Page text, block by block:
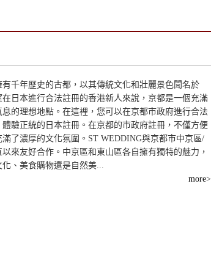
有千年歷史的古都，以其傳統文化和壯麗景色聞名於
日本進行合法註冊的香港新人來說，京都是一個充滿
息的理想地點。在這裡，您可以在京都市政府進行合法
體驗正統的日本註冊。在京都的市政府註冊，不僅方便
了濃厚的文化氛圍。ST WEDDING與京都市中京區/
來友好合作。中京區和東山區各自擁有獨特的魅力，
、美食購物還是自然美...
more>